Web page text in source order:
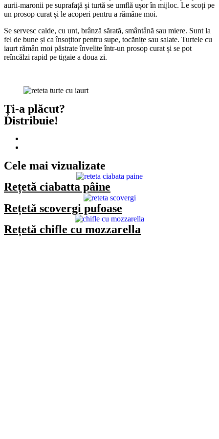
aurii-maronii pe suprafață și turtă se umflă ușor în mijloc. Le scoți pe
un prosop curat și le acoperi pentru a rămâne moi.
Se servesc calde, cu unt, brânză sărată, smântână sau miere. Sunt la
fel de bune și ca însoțitor pentru supe, tocănițe sau salate. Turtele cu
iaurt rămân moi păstrate învelite într-un prosop curat și se pot
reîncălzi rapid pe tigaie a doua zi.
Ți-a plăcut?
Distribuie!
Cele mai vizualizate
Rețetă ciabatta pâine
Rețetă scovergi pufoase
Rețetă chifle cu mozzarella